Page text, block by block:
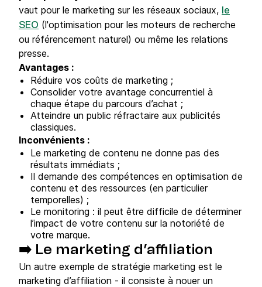
vaut pour le marketing sur les réseaux sociaux,
le
SEO (l'optimisation pour les moteurs de recherche
ou référencement naturel) ou même les relations
presse.
Avantages :
Réduire vos coûts de marketing ;
Consolider votre avantage concurrentiel à
chaque étape du parcours d’achat ;
Atteindre un public réfractaire aux publicités
classiques.
Inconvénients :
Le marketing de contenu ne donne pas des
résultats immédiats ;
Il demande des compétences en optimisation de
contenu et des ressources (en particulier
temporelles) ;
Le monitoring : il peut être difficile de déterminer
l’impact de votre contenu sur la notoriété de
votre marque.
➡️ Le marketing d’affiliation
Un autre exemple de stratégie marketing est le
marketing d’affiliation - il consiste à nouer un